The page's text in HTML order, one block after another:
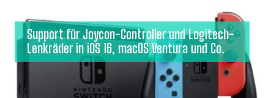
Support für Joycon-Controller und Logitech-
Lenkräder in iOS 16, macOS Ventura und Co.